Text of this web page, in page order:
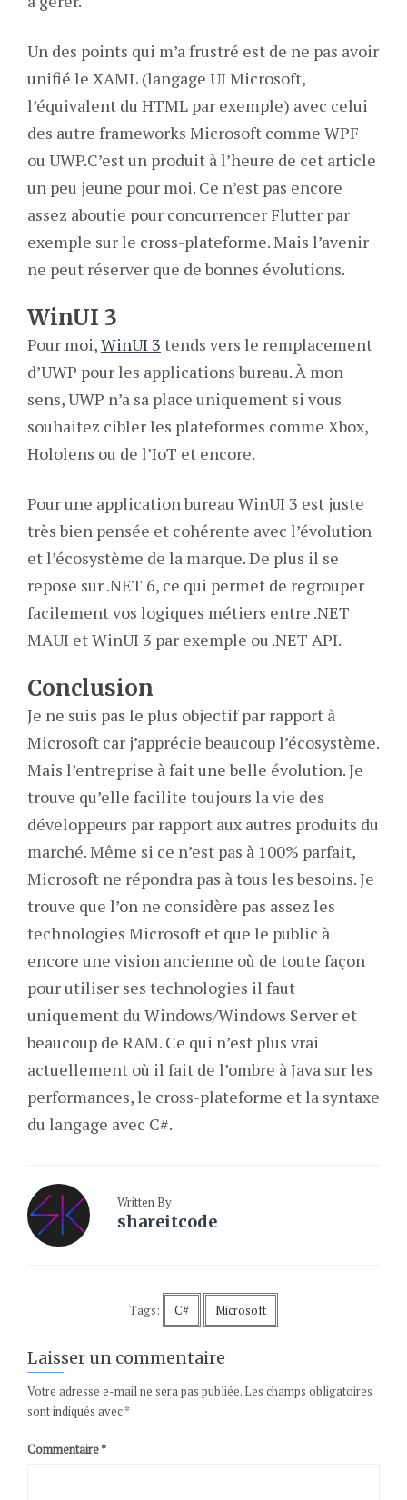
Un des points qui m’a frustré est de ne pas avoir
unifié le XAML (langage UI Microsoft,
l’équivalent du HTML par exemple) avec celui
des autre frameworks Microsoft comme WPF
ou UWP.C’est un produit à l’heure de cet article
un peu jeune pour moi. Ce n’est pas encore
assez aboutie pour concurrencer Flutter par
exemple sur le cross-plateforme. Mais l’avenir
ne peut réserver que de bonnes évolutions.
WinUI 3
Pour moi,WinUI 3 tends vers le remplacement
d’UWP pour les applications bureau. À mon
sens, UWP n’a sa place uniquement si vous
souhaitez cibler les plateformes comme Xbox,
Hololens ou de l’IoT et encore.
Pour une application bureau WinUI 3 est juste
très bien pensée et cohérente avec l’évolution
et l’écosystème de la marque. De plus il se
repose sur .NET 6, ce qui permet de regrouper
facilement vos logiques métiers entre .NET
MAUI et WinUI 3 par exemple ou .NET API.
Conclusion
Je ne suis pas le plus objectif par rapport à
Microsoft car j’apprécie beaucoup l’écosystème.
Mais l’entreprise à fait une belle évolution. Je
trouve qu’elle facilite toujours la vie des
développeurs par rapport aux autres produits du
marché. Même si ce n’est pas à 100% parfait,
Microsoft ne répondra pas à tous les besoins. Je
trouve que l’on ne considère pas assez les
technologies Microsoft et que le public à
encore une vision ancienne où de toute façon
pour utiliser ses technologies il faut
uniquement du Windows/Windows Server et
beaucoup de RAM. Ce qui n’est plus vrai
actuellement où il fait de l’ombre à Java sur les
performances, le cross-plateforme et la syntaxe
du langage avec C#.
Written By
shareitcode
Tags: C# Microsoft
Laisser un commentaire
Votre adresse e-mail ne sera pas publiée. Les champs obligatoires
sont indiqués avec*
Commentaire*